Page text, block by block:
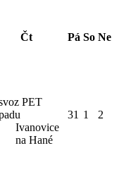
Čt Pá So Ne
PET
Ivanovice
na Hané
31 1 2